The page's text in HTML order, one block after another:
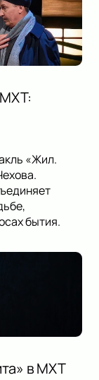
«Жил.
бытия.
в МХТ